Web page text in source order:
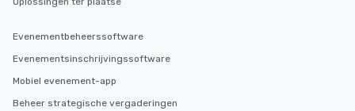
Evenementbeheerssoftware
Evenementsinschrijvingssoftware
Mobiel evenement-app
Beheer strategische vergaderingen